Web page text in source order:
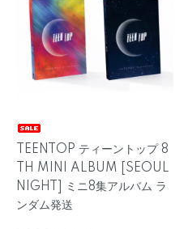
TEENTOP ティーントップ 8
TH MINI ALBUM [SEOUL
NIGHT] ミニ8集アルバム ラ
ンダム発送